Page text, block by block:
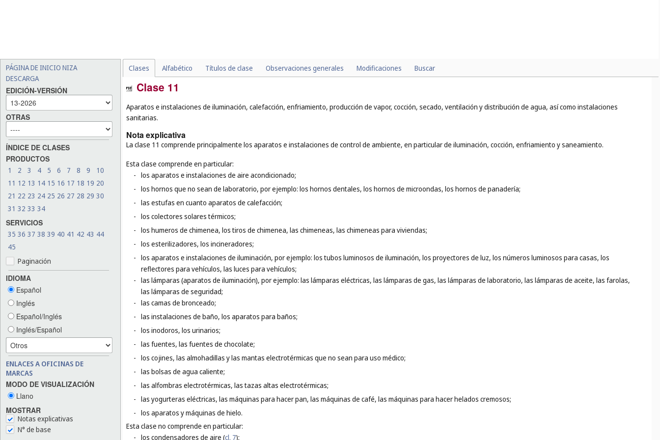
PÁGINA DE INICIO NIZA
DESCARGA
EDICIÓN-VERSIÓN
OTRAS
ÍNDICE DE CLASES
PRODUCTOS
1 2 3 4 5 6 7 8 9
10
11 12 13 14 15 16 17 18 19 20
21 22 23 24 25 26 27 28 29 30
31 32 33 34
SERVICIOS
35 36 37 38 39 40 41 42 43 44
45
Paginación
IDIOMA
Español
Inglés
Español/Inglés
Inglés/Español
ENLACES A OFICINAS DE
MARCAS
MODO DE VISUALIZACIÓN
Llano
MOSTRAR
Notas explicativas
N° de base
Clases Alfabético Títulos de clase Observaciones generales Modificaciones Buscar
Clase 11
Aparatos e instalaciones de iluminación, calefacción, enfriamiento, producción de vapor, cocción, secado, ventilación y distribución de agua, así como instalaciones
sanitarias.
Nota explicativa
La clase 11 comprende principalmente los aparatos e instalaciones de control de ambiente, en particular de iluminación, cocción, enfriamiento y saneamiento.
Esta clase comprende en particular:
- los aparatos e instalaciones de aire acondicionado;
- los hornos que no sean de laboratorio, por ejemplo: los hornos dentales, los hornos de microondas, los hornos de panadería;
- las estufas en cuanto aparatos de calefacción;
- los colectores solares térmicos;
- los humeros de chimenea, los tiros de chimenea, las chimeneas, las chimeneas para viviendas;
- los esterilizadores, los incineradores;
- los aparatos e instalaciones de iluminación, por ejemplo: los tubos luminosos de iluminación, los proyectores de luz, los números luminosos para casas, los
reflectores para vehículos, las luces para vehículos;
- las lámparas (aparatos de iluminación), por ejemplo: las lámparas eléctricas, las lámparas de gas, las lámparas de laboratorio, las lámparas de aceite, las farolas,
las lámparas de seguridad;
- las camas de bronceado;
- las instalaciones de baño, los aparatos para baños;
- los inodoros, los urinarios;
- las fuentes, las fuentes de chocolate;
- los cojines, las almohadillas y las mantas electrotérmicas que no sean para uso médico;
- las bolsas de agua caliente;
- las alfombras electrotérmicas, las tazas altas electrotérmicas;
- las yogurteras eléctricas, las máquinas para hacer pan, las máquinas de café, las máquinas para hacer helados cremosos;
- los aparatos y máquinas de hielo.
Esta clase no comprende en particular:
- los condensadores de aire (cl. 7);